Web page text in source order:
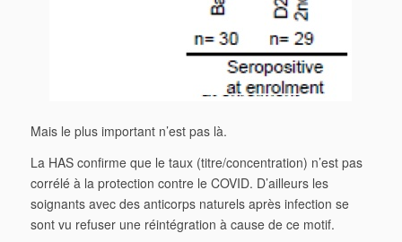
Mais le plus important n’est pas là.
La HAS confirme que le taux (titre/concentration) n’est pas
corrélé à la protection contre le COVID. D’ailleurs les
soignants avec des anticorps naturels après infection se
sont vu refuser une réintégration à cause de ce motif.